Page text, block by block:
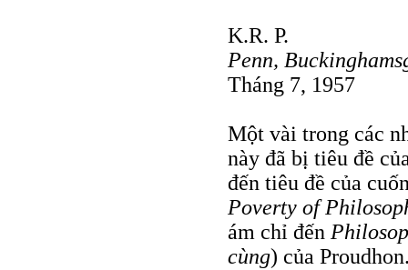
K.R. P.
Penn,
Tháng 7, 1957
Một vài trong các
này đã bị tiêu đề
đến tiêu đề của
Poverty of
ám chỉ đến
cùng) của